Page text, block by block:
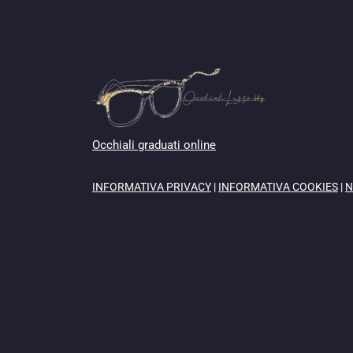
Occhiali graduati online
INFORMATIVA PRIVACY | INFORMATIVA COOKIES |